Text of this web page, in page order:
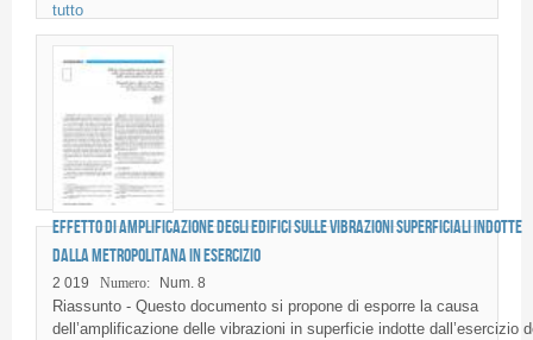
tutto
Effetto di amplificazione degli edifici sulle vibrazioni superficiali indotte
dalla metropolitana in esercizio
2 019 Numero: Num. 8
Riassunto - Questo documento si propone di esporre la causa
dell’amplificazione delle vibrazioni in superficie indotte dall’esercizio